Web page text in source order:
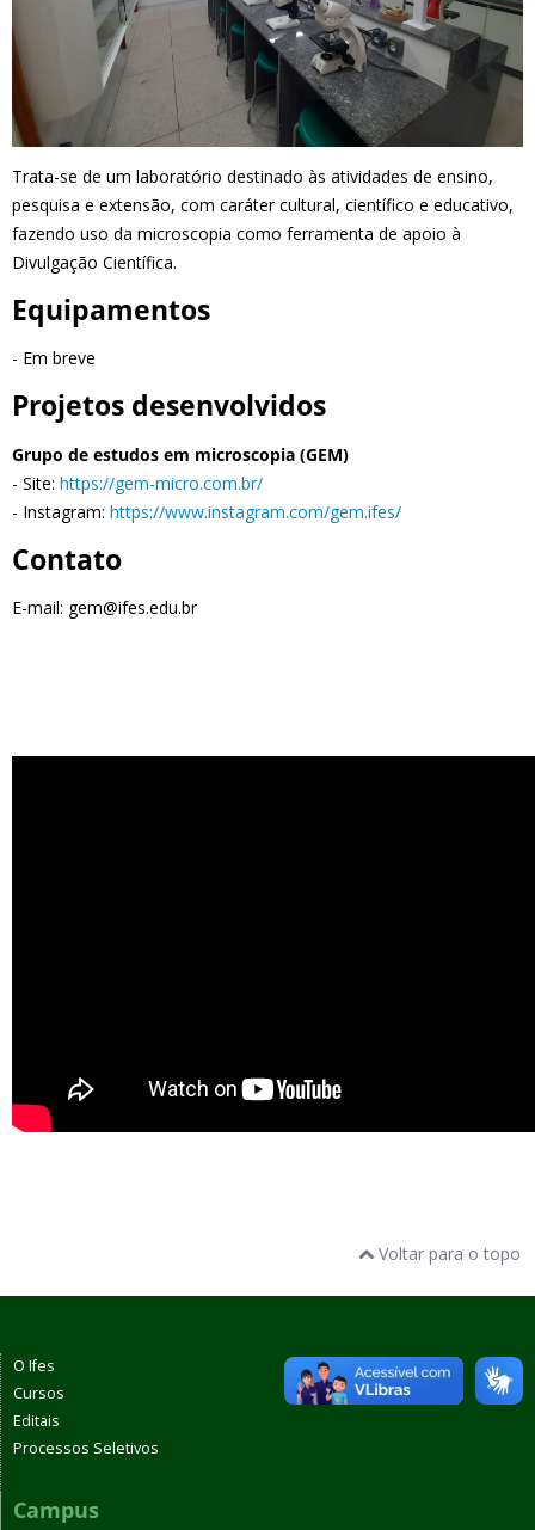
Trata-se de um laboratório destinado às atividades de ensino,
pesquisa e extensão, com caráter cultural, científico e educativo,
fazendo uso da microscopia como ferramenta de apoio à
Divulgação Científica.
Equipamentos
- Em breve
Projetos desenvolvidos
Grupo de estudos em microscopia (GEM)
- Site: https://gem-micro.com.br/
- Instagram: https://www.instagram.com/gem.ifes/
Contato
E-mail: gem@ifes.edu.br
Voltar para o topo
O Ifes
Cursos
Editais
Processos Seletivos
Campus